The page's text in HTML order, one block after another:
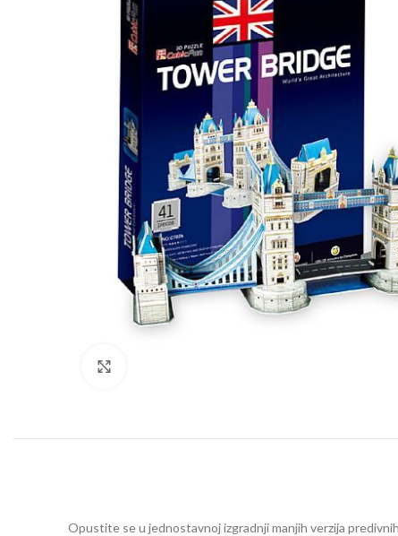
Opustite se u jednostavnoj izgradnji manjih verzija